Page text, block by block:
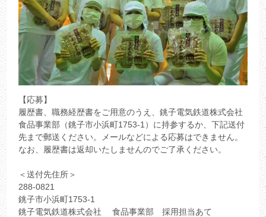
【応募】
履歴書、職務経歴書をご用意のうえ、銚子電気鉄道株式会社
食品事業部（銚子市小浜町1753-1）に持参するか、下記送付
先まで郵送ください。メールなどによる応募はできません。
なお、履歴書は返却いたしませんのでご了承ください。
＜送付先住所＞
288-0821
銚子市小浜町1753-1
銚子電気鉄道株式会社 食品事業部 採用担当あて